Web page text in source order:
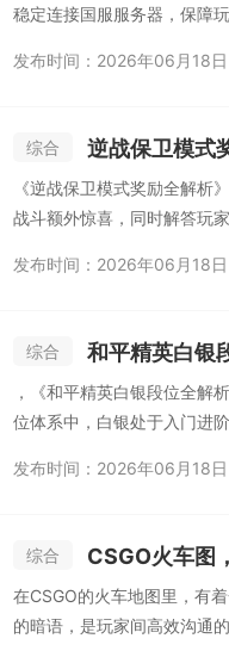
稳定连接国服服务器，保障
发布时间：2026年06月18日
综合 逆战保卫模式
《逆战保卫模式奖励全解析
战斗额外惊喜，同时解答玩
发布时间：2026年06月18日
综合 和平精英白银
，《和平精英白银段位全解
位体系中，白银处于入门进
发布时间：2026年06月18日
综合 CSGO火车图
在CSGO的火车地图里，有
的暗语，是玩家间高效沟通